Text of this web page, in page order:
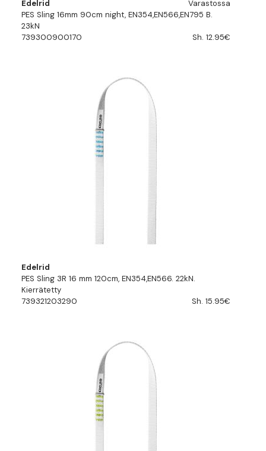
Edelrid
Varastossa
PES Sling 16mm 90cm night, EN354,EN566,EN795 B.
23kN
739300900170
Sh. 12.95€
Edelrid
PES Sling 3R 16 mm 120cm, EN354,EN566. 22kN.
Kierrätetty
739321203290
Sh. 15.95€